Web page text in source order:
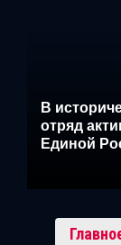
В
отряд
Единой